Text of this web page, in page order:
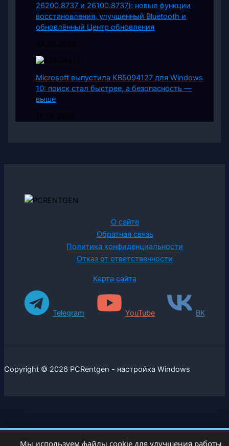
26200.8737 и 26100.8737): новые функции
восстановления, улучшенный Bluetooth и
обновлённый Центр обновления
Microsoft выпустила KB5094127 для Windows
10: поиск стал быстрее, а безопасность —
выше
О сайте
Обратная связь
Политика конфиденциальности
Отказ от ответственности
Карта сайта
Telegram YouTube ВК
Copyright © 2026 PCRentgen - настройка Windows
Мы используем файлы cookie для улучшения работы